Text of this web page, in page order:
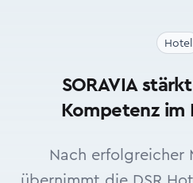
Hotel
SORAVIA
Kompetenz im
Nach erfolgreicher